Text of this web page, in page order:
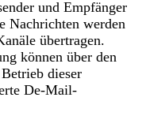
und Empfänger
Nachrichten werden
übertragen.
können über den
dieser
De-Mail-